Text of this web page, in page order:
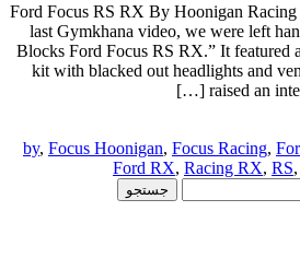
Ford Focus RS RX By Hoonigan
last Gymkhana video, we were left
Blocks Ford Focus RS RX.” It featured
kit with blacked out headlights and
raised an
by, Focus Hoonigan, Focus Racing,
Ford RX, Racing RX, RS,